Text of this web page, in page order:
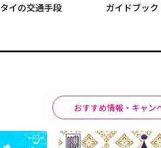
タイの交通手段 ガイドブック
おすすめ情報・キャン